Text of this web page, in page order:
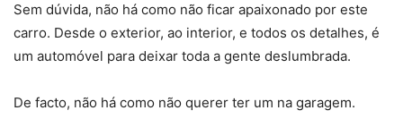
Sem dúvida, não há como não ficar apaixonado por este
carro. Desde o exterior, ao interior, e todos os detalhes, é
um automóvel para deixar toda a gente deslumbrada.
De facto, não há como não querer ter um na garagem.